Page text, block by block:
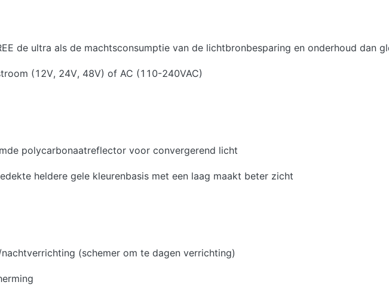
de ultra als de machtsconsumptie van de lichtbronbesparing en onderhoud dan
(12V, 24V, 48V) of AC (110-240VAC)
polycarbonaatreflector voor convergerend licht
heldere gele kleurenbasis met een laag maakt beter zicht
(schemer om te dagen verrichting)